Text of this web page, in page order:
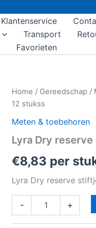
Klantenservice
Transport
Favorieten
Home / Gereedschap /
12 stukss
Meten & toebehoren
Lyra Dry
€8,83 per
Lyra Dry reserve
-
Lyra
Dry
stiftjes
12
aantal
+